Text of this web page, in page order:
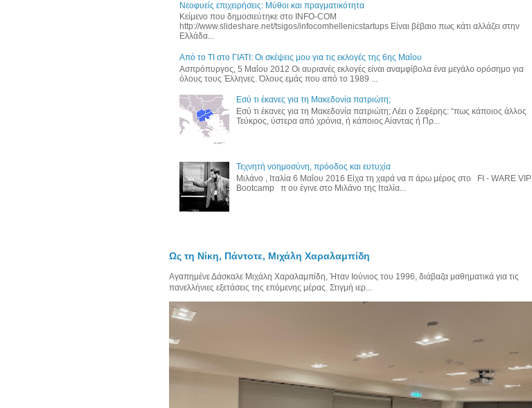
Νεοφυείς επιχειρήσεις: Μύθοι και πραγματικότητα
Κείμενο που δημοσιεύτηκε στο INFO-COM
http://www.slideshare.net/tsigos/infocomhellenicstartups Είναι βέβαιο πως κάτι αλλάζει στην
Ελλάδα...
Από το ΤΙ στο ΓΙΑΤΙ: Οι σκέψεις μου για τις εκλογές της 6ης Μαΐου
Ασπρόπυργος, 5 Μαΐου 2012 Οι αυριανές εκλογές είναι αναμφίβολα ένα μεγάλο ορόσημο για
όλους τους Έλληνες. Όλους εμάς που από το 1989 ...
Εσύ τι έκανες για τη Μακεδονία πατριώτη;
Εσύ τι έκανες για τη Μακεδονία πατριώτη; Λέει ο Σεφέρης: “πως κάποιος άλλος
Τεύκρος, ύστερα από χρόνια, ή κάποιος Αίαντας ή Πρ...
Τεχνητή νοημοσύνη, πρόοδος και ευτυχία
Μιλάνο , Ιταλία 6 Μαΐου 2016 Είχα τη χαρά να π άρω μέρος στο FI - WARE VIP
Bootcamp π ου έγινε στο Μιλάνο της Ιταλία...
Ως τη Νίκη, Πάντοτε, Μιχάλη Χαραλαμπίδη
Αγαπημένε Δάσκαλε Μιχάλη Χαραλαμπίδη, Ήταν Ιούνιος του 1996, διάβαζα μαθηματικά για τις
πανελλήνιες εξετάσεις της επόμενης μέρας. Στιγμή ιερ...